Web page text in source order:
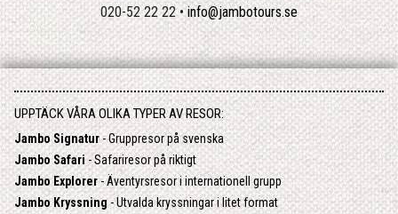
020-52 22 22 •info@jambotours.se
UPPTÄCK VÅRA OLIKA TYPER AV RESOR:
Jambo Signatur- Gruppresor på svenska
Jambo Safari- Safariresor på riktigt
Jambo Explorer- Äventyrsresor i internationell grupp
Jambo Kryssning- Utvalda kryssningar i litet format